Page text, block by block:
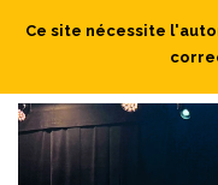
Ce site nécessite